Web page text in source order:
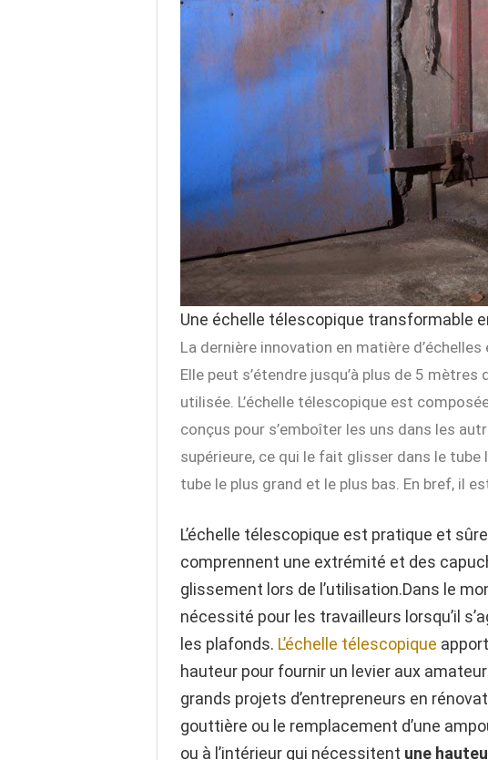
Une échelle télescopique transformable
La dernière innovation en matière
Elle peut s’étendre jusqu’à plus de 5
utilisée. L’échelle télescopique est
conçus pour s’emboîter les uns dans les
supérieure, ce qui le fait glisser dans le
tube le plus grand et le plus bas. En bref, il
L’échelle télescopique est pratique et
comprennent une extrémité et des
glissement lors de l’utilisation.Dans le
nécessité pour les travailleurs lorsqu’il
les plafonds. L’échelle télescopique
hauteur pour fournir un levier aux
grands projets d’entrepreneurs en
gouttière ou le remplacement d’une
ou à l’intérieur qui nécessitent une